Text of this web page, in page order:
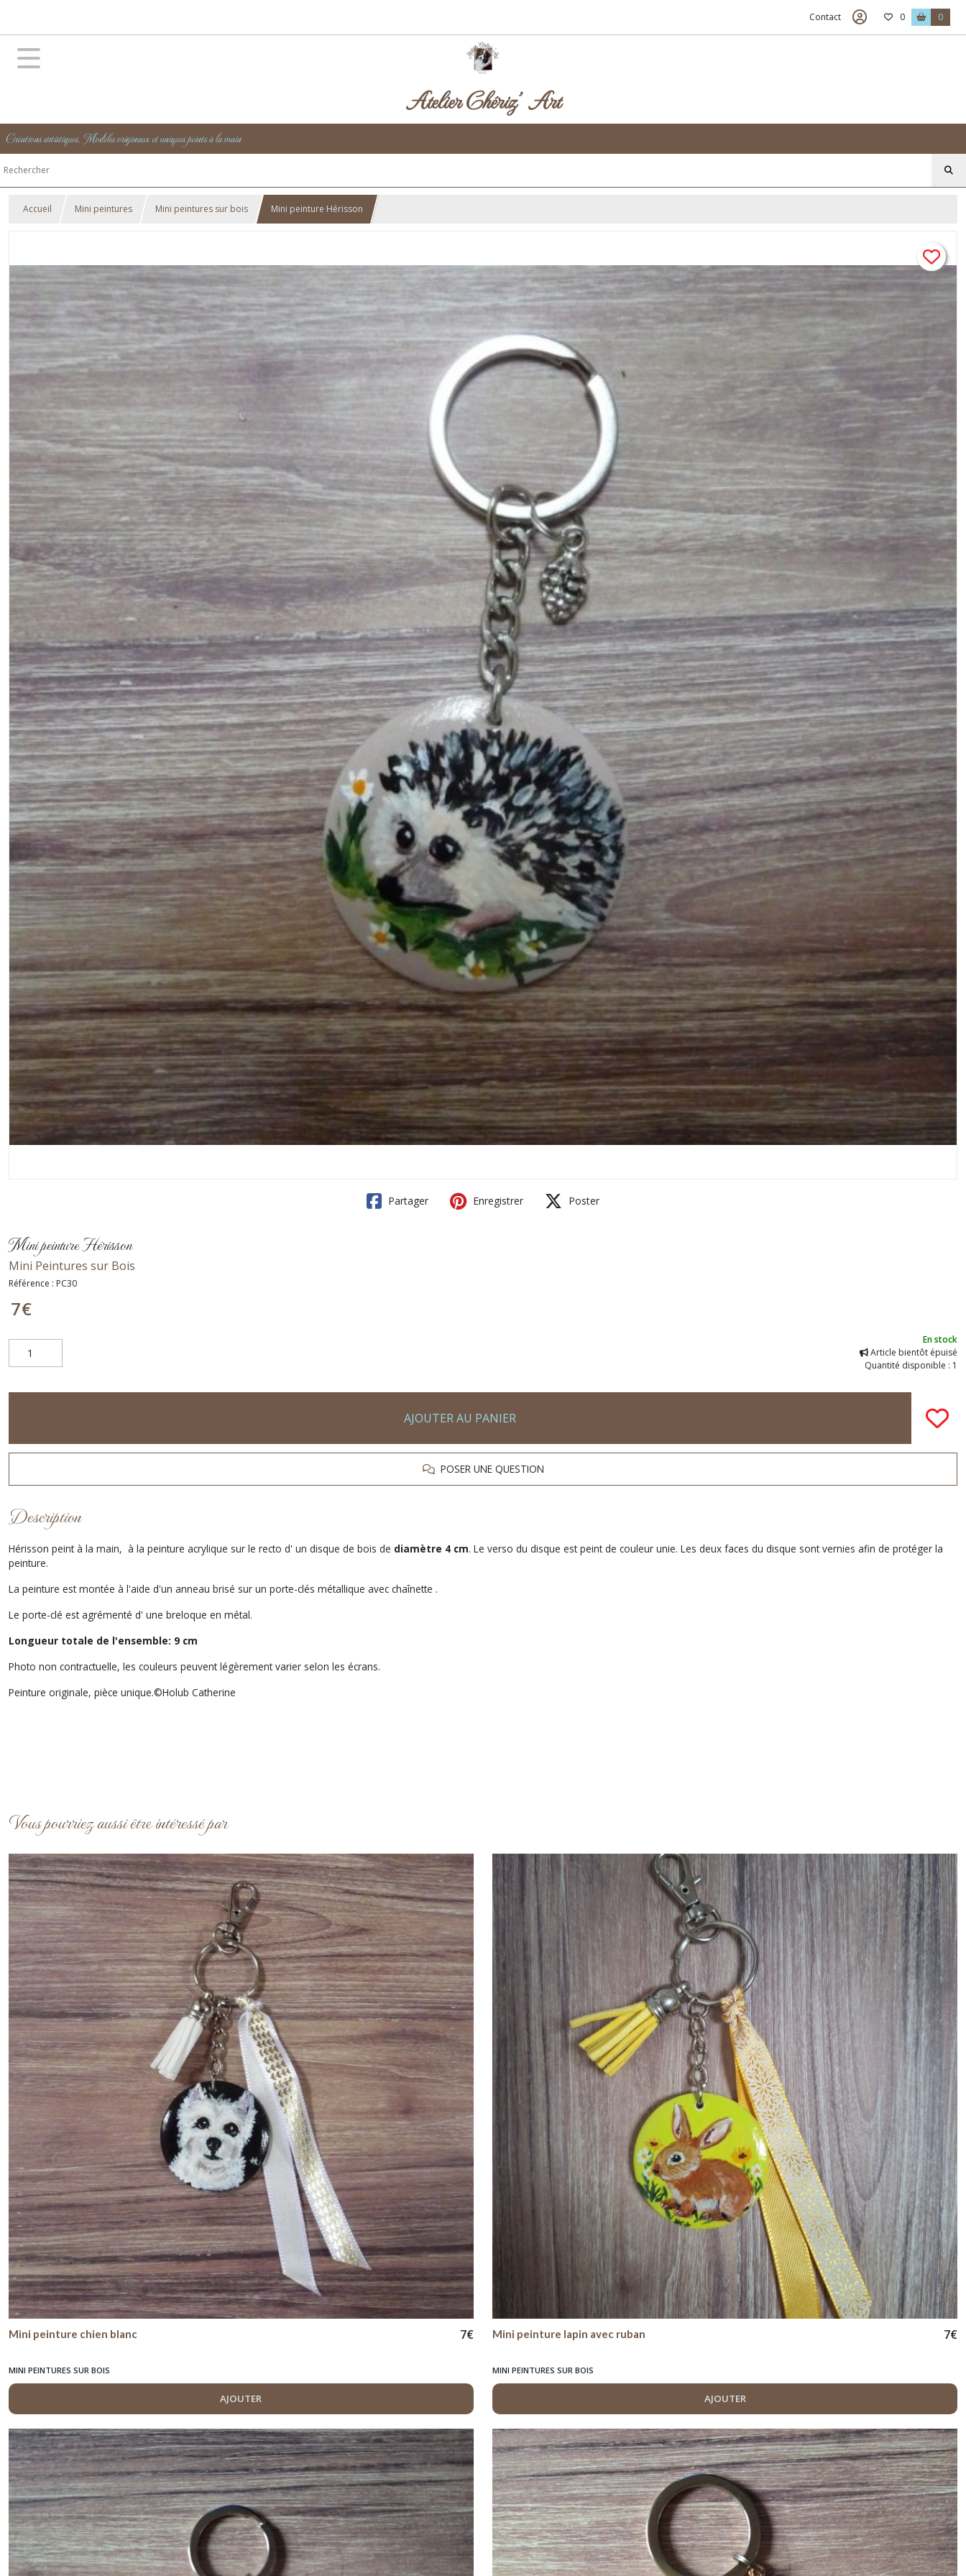
Contact 0 0
Atelier Chériz' Art
Créations artistiques, Modèles originaux et uniques peints à la main
Accueil Mini peintures Mini peintures sur bois Mini peinture Hérisson
Partager Enregistrer Poster
Mini peinture Hérisson
Mini Peintures sur Bois
Référence : PC30
7€
En stock
Article bientôt épuisé
Quantité disponible : 1
AJOUTER AU PANIER
POSER UNE QUESTION
Description
Hérisson peint à la main, à la peinture acrylique sur le recto d' un disque de bois de diamètre 4 cm. Le verso du disque est peint de couleur unie. Les deux faces du disque sont vernies afin de protéger la
peinture.
La peinture est montée à l'aide d'un anneau brisé sur un porte-clés métallique avec chaînette .
Le porte-clé est agrémenté d' une breloque en métal.
Longueur totale de l'ensemble: 9 cm
Photo non contractuelle, les couleurs peuvent légèrement varier selon les écrans.
Peinture originale, pièce unique.©Holub Catherine
Vous pourriez aussi être intéressé par
Mini peinture chien blanc 7€
MINI PEINTURES SUR BOIS
AJOUTER
Mini peinture lapin avec ruban 7€
MINI PEINTURES SUR BOIS
AJOUTER